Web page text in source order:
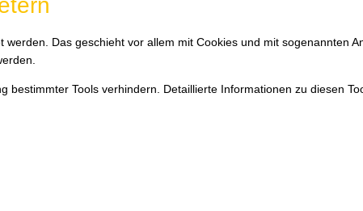
Das geschieht vor allem mit Cookies und mit sogenannten
Tools verhindern. Detaillierte Informationen zu diesen